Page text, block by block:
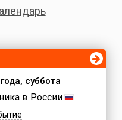
суббота
в России